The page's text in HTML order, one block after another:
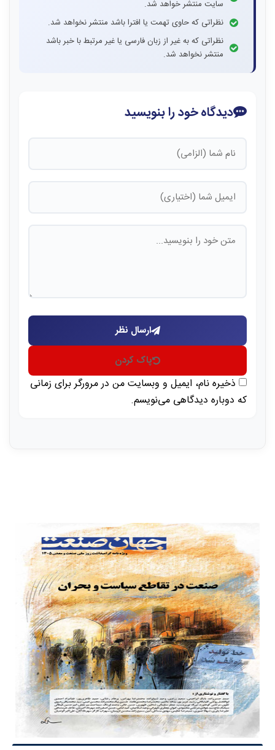
سایت منتشر خواهد شد.
نظراتی که حاوی تهمت یا افترا باشد منتشر نخواهد شد.
نظراتی که به غیر از زبان فارسی یا غیر مرتبط با خبر باشد
منتشر نخواهد شد.
دیدگاه خود را بنویسید
ارسال نظر
پاک کردن
ذخیره نام، ایمیل و وبسایت من در مرورگر برای زمانی
که دوباره دیدگاهی می‌نویسم.